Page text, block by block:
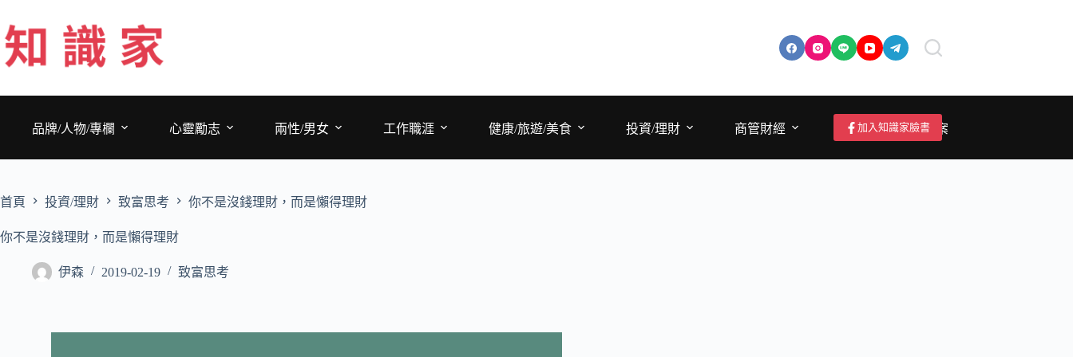
至
主
要
品牌/人物/專欄
心靈勵志 兩性/男女 工作職涯 健康/旅遊/美食 投資/理財 商管財經 成為作者/投稿/提案
加入知識家臉書
首頁 投資/理財 致富思考 你不是沒錢理財，而是懶得理財
你不是沒錢理財，而是懶得理財
伊森 2019-02-19 致富思考